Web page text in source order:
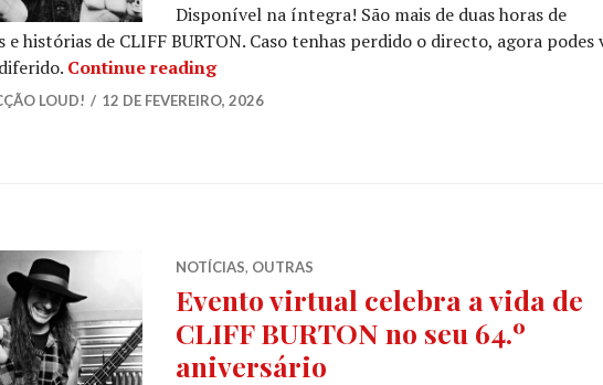
Disponível na íntegra! São mais de duas horas de
e histórias de CLIFF BURTON. Caso tenhas perdido o directo, agora podes
Continue readingCLIFF BURTON: Disponibilizado o evento
LOUD! 12 DE FEVEREIRO, 2026
NOTÍCIAS, OUTRAS
Evento virtual celebra a vida de
CLIFF BURTON no seu 64.º
aniversário